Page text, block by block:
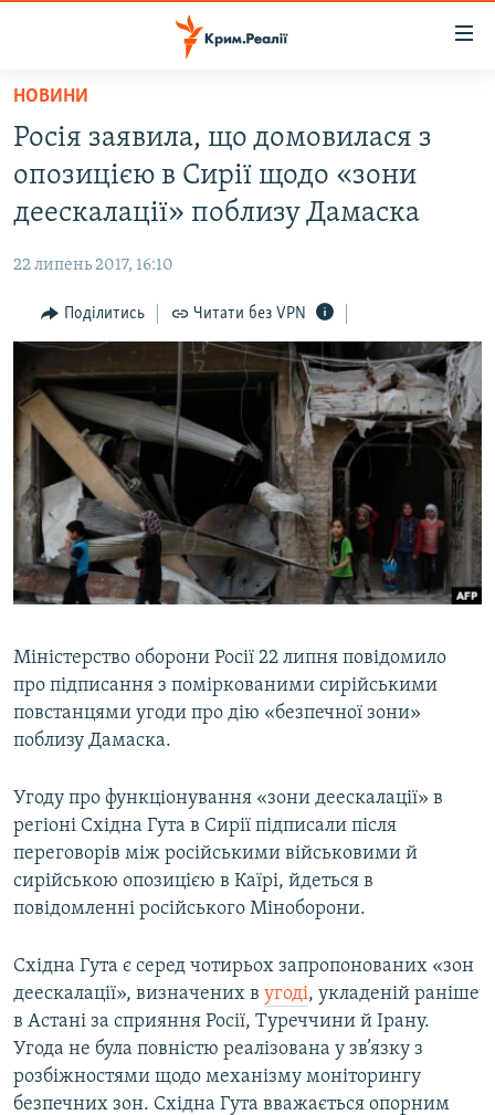
Перейти
основного
матеріалу
до
основної
Перейти
до
ВІДЕО ТА ФОТО
БЛОГИ
ПОГЛЯД
ІНТЕРВ'Ю
ВСЕ ЗА ДЕНЬ
СПЕЦПРОЕКТИ
ДЕПОРТАЦІЯ
ВІДЕОУРОКИ «ELIFBE»
СВІДЧЕННЯ ОКУПАЦІЇ
УКРАЇНСЬКА ПРОБЛЕМА КРИМУ
ЯК ОБІЙТИ БЛОКУВАННЯ
Русский
Qırımtatar
Усі сайти RFE/RL
НОВИНИ
Росія заявила, що домовилася з
опозицією в Сирії щодо «зони
деескалації» поблизу Дамаска
22 липень 2017, 16:10
Поділитись Читати без VPN
Міністерство оборони Росії 22 липня повідомило
про підписання з поміркованими сирійськими
повстанцями угоди про дію «безпечної зони»
поблизу Дамаска.
Угоду про функціонування «зони деескалації» в
регіоні Східна Гута в Сирії підписали після
переговорів між російськими військовими й
сирійською опозицією в Каїрі, йдеться в
повідомленні російського Міноборони.
Східна Гута є серед чотирьох запропонованих «зон
деескалації», визначених в угоді, укладеній раніше
в Астані за сприяння Росії, Туреччини й Ірану.
Угода не була повністю реалізована у зв’язку з
розбіжностями щодо механізму моніторингу
безпечних зон. Східна Гута вважається опорним